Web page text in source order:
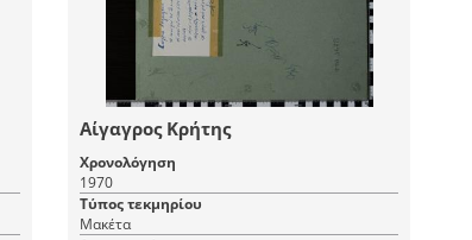
Αίγαγρος Κρήτης
Χρονολόγηση
1970
Τύπος τεκμηρίου
Μακέτα